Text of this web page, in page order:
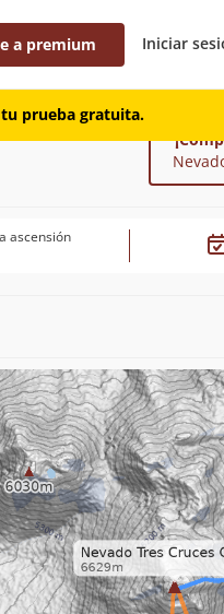
a premium Iniciar
prueba gratuita.
ascensión